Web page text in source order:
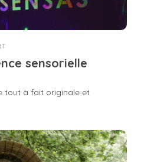
sensorielle
tout à fait originale et